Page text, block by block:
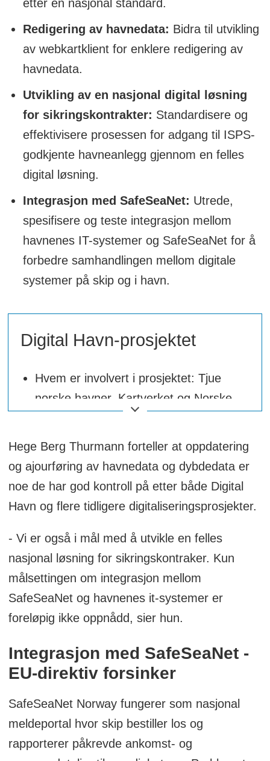
etter en nasjonal standard.
Redigering av havnedata: Bidra til utvikling
av webkartklient for enklere redigering av
havnedata.
Utvikling av en nasjonal digital løsning
for sikringskontrakter: Standardisere og
effektivisere prosessen for adgang til ISPS-
godkjente havneanlegg gjennom en felles
digital løsning.
Integrasjon med SafeSeaNet: Utrede,
spesifisere og teste integrasjon mellom
havnenes IT-systemer og SafeSeaNet for å
forbedre samhandlingen mellom digitale
systemer på skip og i havn.
Digital Havn-prosjektet
Hvem er involvert i prosjektet: Tjue
norske havner, Kartverket og Norske
Prosjektledelse: Norkart og Kartverket.
Deltakende aktører: Kartverket og
Norske Havner.
Underleverandører: Grieg Connect AS,
Security Risk AS, Field AS, Norkyst og
Norkart AS.
Les mer om prosjektet her:Digital Havn
Hege Berg Thurmann forteller at oppdatering
og ajourføring av havnedata og dybdedata er
noe de har god kontroll på etter både Digital
Havn og flere tidligere digitaliseringsprosjekter.
- Vi er også i mål med å utvikle en felles
nasjonal løsning for sikringskontraker. Kun
målsettingen om integrasjon mellom
SafeSeaNet og havnenes it-systemer er
foreløpig ikke oppnådd, sier hun.
Integrasjon med SafeSeaNet -
EU-direktiv forsinker
SafeSeaNet Norway fungerer som nasjonal
meldeportal hvor skip bestiller los og
rapporterer påkrevde ankomst- og